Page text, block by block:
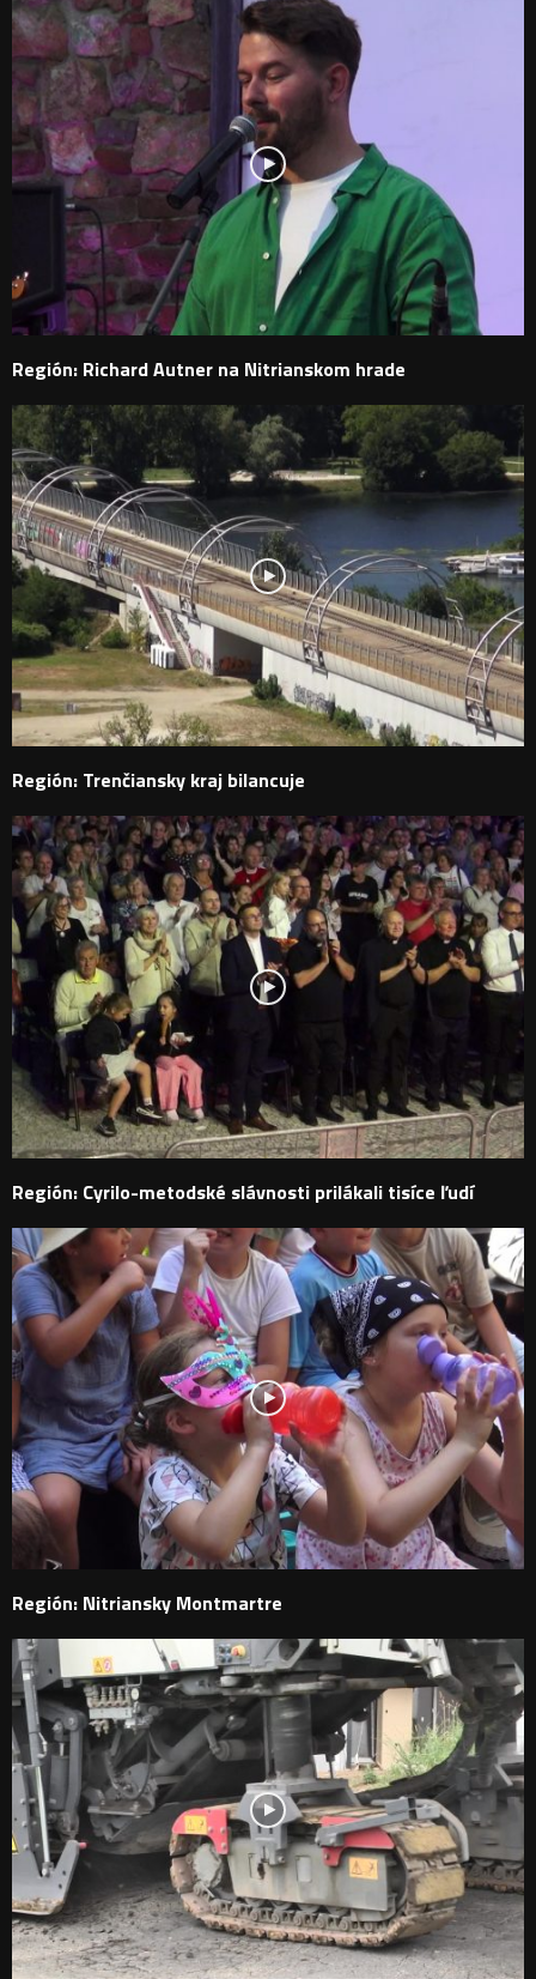
Región: Richard Autner na Nitrianskom hrade
Región: Trenčiansky kraj bilancuje
Región: Cyrilo-metodské slávnosti prilákali tisíce ľudí
Región: Nitriansky Montmartre